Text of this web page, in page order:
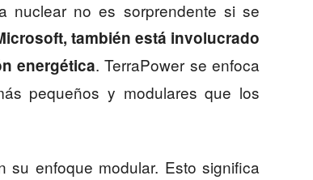
nuclear no es sorprendente si se
también está involucrado
energética. TerraPower se enfoca
pequeños y modulares que los
su enfoque modular. Esto significa